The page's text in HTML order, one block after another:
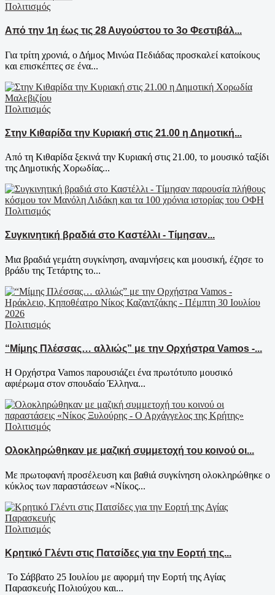
Πολιτισμός
Από την 1η έως τις 28 Αυγούστου το 3ο Φεστιβάλ...
Για τρίτη χρονιά, ο Δήμος Μινώα Πεδιάδας προσκαλεί κατοίκους
και επισκέπτες σε ένα...
Πολιτισμός
Στην Κιθαρίδα την Κυριακή στις 21.00 η Δημοτική...
Από τη Κιθαρίδα ξεκινά την Κυριακή στις 21.00, το μουσικό ταξίδι
της Δημοτικής Χορωδίας...
Πολιτισμός
Συγκινητική βραδιά στο Καστέλλι - Τίμησαν...
Μια βραδιά γεμάτη συγκίνηση, αναμνήσεις και μουσική, έζησε το
βράδυ της Τετάρτης το...
Πολιτισμός
“Μίμης Πλέσσας… αλλιώς” με την Ορχήστρα Vamos -...
Η Ορχήστρα Vamos παρουσιάζει ένα πρωτότυπο μουσικό
αφιέρωμα στον σπουδαίο Έλληνα...
Πολιτισμός
Ολοκληρώθηκαν με μαζική συμμετοχή του κοινού οι...
Με πρωτοφανή προσέλευση και βαθιά συγκίνηση ολοκληρώθηκε ο
κύκλος των παραστάσεων «Νίκος...
Πολιτισμός
Κρητικό Γλέντι στις Πατσίδες για την Εορτή της...
Το Σάββατο 25 Ιουλίου με αφορμή την Εορτή της Αγίας
Παρασκευής Πολιούχου και...